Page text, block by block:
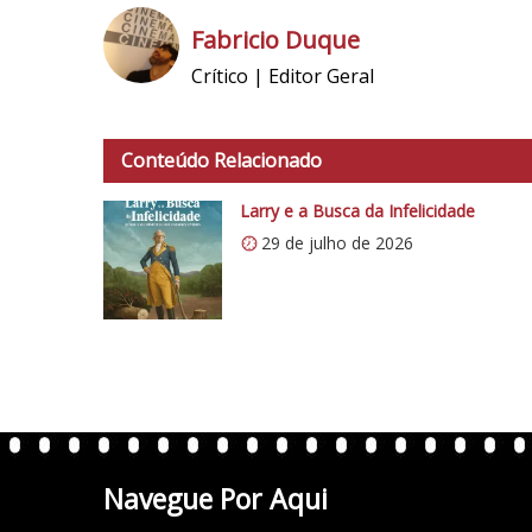
p
:
/
/
i
p
c
Fabricio Duque
Crítico | Editor Geral
Conteúdo Relacionado
Larry e a Busca da Infelicidade
29 de julho de 2026
Navegue Por Aqui